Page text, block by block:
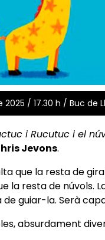
/ 17.30 h / Buc de
i Rucutuc i el
Jevons.
que la resta de
la resta de núvols.
de guiar-la. Serà
absurdament